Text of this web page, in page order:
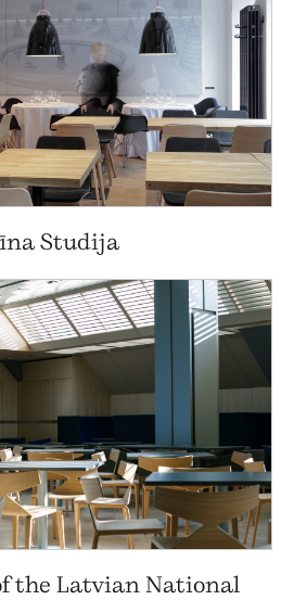
Studija
the Latvian National